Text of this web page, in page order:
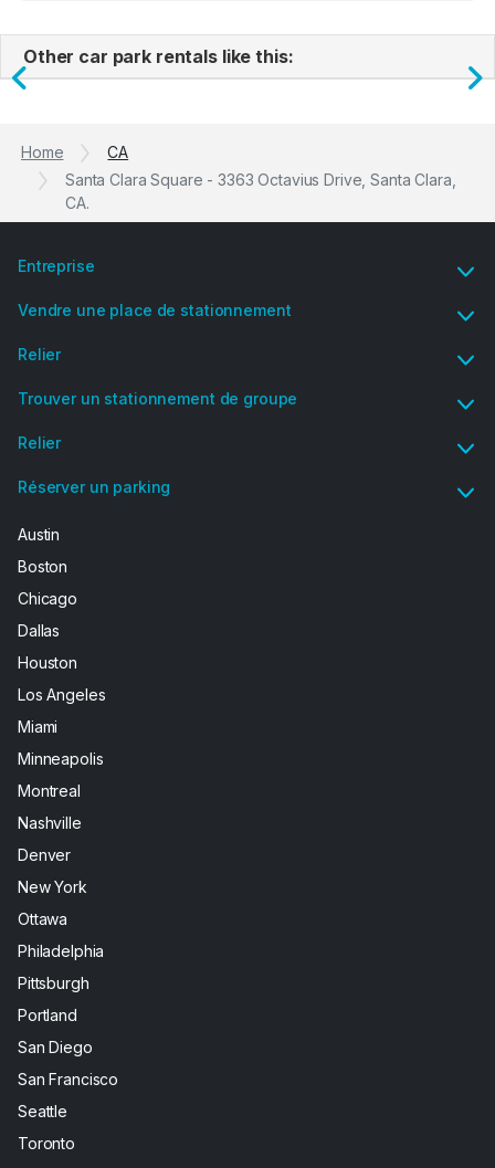
Other car park rentals like this:
Previous
Home
CA
Santa Clara Square - 3363 Octavius Drive, Santa Clara,
CA.
Entreprise
Vendre une place de stationnement
Relier
Trouver un stationnement de groupe
Relier
Réserver un parking
Austin
Boston
Chicago
Dallas
Houston
Los Angeles
Miami
Minneapolis
Montreal
Nashville
Denver
New York
Ottawa
Philadelphia
Pittsburgh
Portland
San Diego
San Francisco
Seattle
Toronto